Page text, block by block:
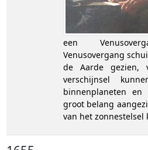
een
Venusovergang
de Aarde gezien,
verschijnsel
binnenplaneten
groot belang
van het zonnestelsel